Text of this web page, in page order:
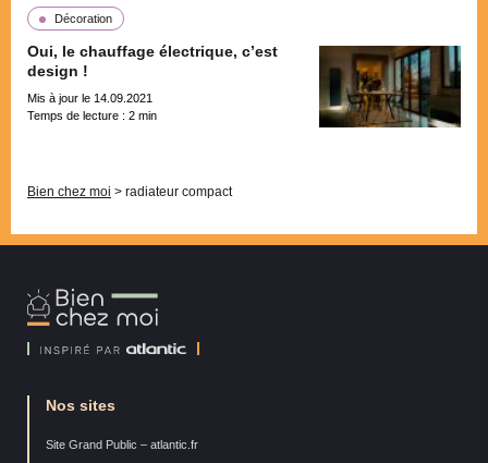
Décoration
Oui, le chauffage électrique, c’est
design !
Mis à jour le 14.09.2021
Temps de lecture : 2 min
Bien chez moi > radiateur compact
Bien
Chez
Nos sites
Site Grand Public – atlantic.fr